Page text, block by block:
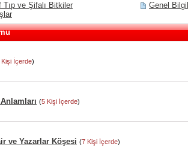
Tıp ve Şifalı Bitkiler
Genel
Kişi İçerde)
(5 Kişi İçerde)
ve Yazarlar Köşesi (7 Kişi İçerde)